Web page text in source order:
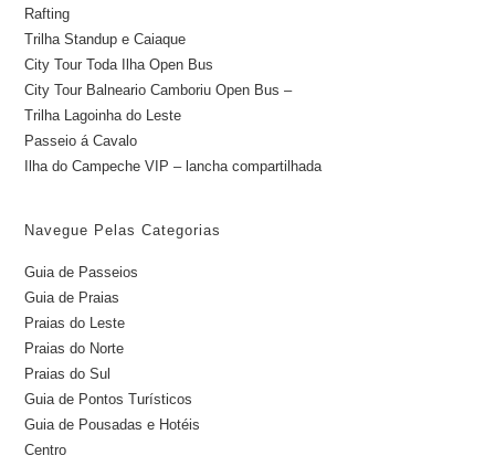
Rafting
Trilha Standup e Caiaque
City Tour Toda Ilha Open Bus
City Tour Balneario Camboriu Open Bus –
Trilha Lagoinha do Leste
Passeio á Cavalo
Ilha do Campeche VIP – lancha compartilhada
Navegue Pelas Categorias
Guia de Passeios
Guia de Praias
Praias do Leste
Praias do Norte
Praias do Sul
Guia de Pontos Turísticos
Guia de Pousadas e Hotéis
Centro